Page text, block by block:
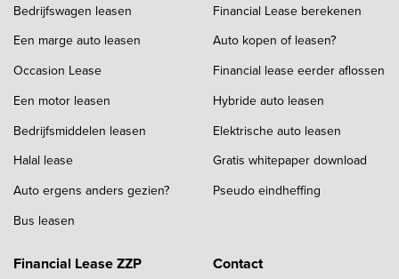
Bedrijfswagen leasen
Een marge auto leasen
Occasion Lease
Een motor leasen
Bedrijfsmiddelen leasen
Halal lease
Auto ergens anders gezien?
Bus leasen
Financial Lease berekenen
Auto kopen of leasen?
Financial lease eerder aflossen
Hybride auto leasen
Elektrische auto leasen
Gratis whitepaper download
Pseudo eindheffing
Financial Lease ZZP Contact